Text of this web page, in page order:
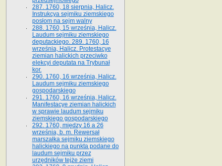
287. 1760, 18 sierpnia, Halicz.
Instrukcya sejmiku ziemskiego
posłom na sejm walny
288. 1760, 15 września, Halicz.
Laudum sejmiku ziemskiego
deputackiego. 289. 1760, 16
września, Halicz. Protestacye
ziemian halickich przeciwko
elekcyi deputata na Trybunał
kor.
290. 1760, 16 września, Halicz.
Laudum sejmiku ziemskiego
gospodarskiego
291. 1760, 16 września, Halicz.
Manifestacye ziemian halickich
w sprawie laudum sejmiku
ziemskiego gospodarskiego
292. 1760, między 16 a 26
września, b. m. Rewersał
marszałka sejmiku ziemskiego
halickiego na punkta podane do
laudum sejmiku przez
urzędników tejże ziemi